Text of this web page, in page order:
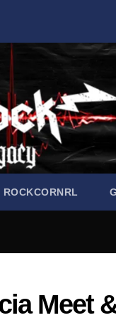
ROCKCORNRL
Meet